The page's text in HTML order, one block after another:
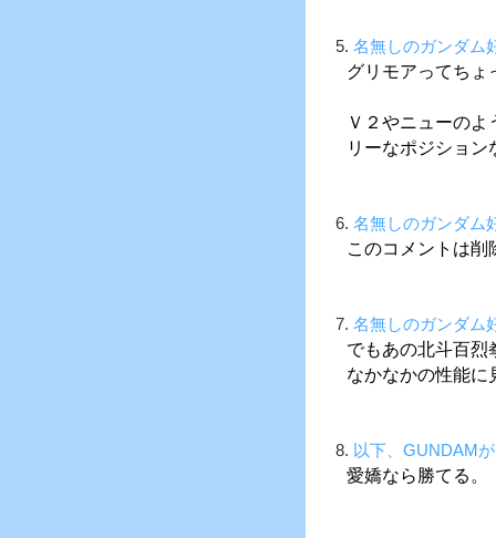
5. 名無しのガンダム
グリモアってちょ
Ｖ２やニューの
リーなポジション
6. 名無しのガンダム
このコメントは
7. 名無しのガンダム
でもあの北斗百烈
なかなかの性能に
8. 以下、GUNDAM
愛嬌なら勝てる。